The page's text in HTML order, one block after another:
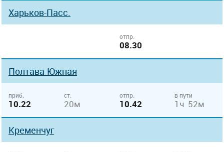
Харьков-Пасс.
отпр.
08.30
Полтава-Южная
приб.
10.22
ст.
20м
отпр.
10.42
в пути
1ч 52м
Кременчуг